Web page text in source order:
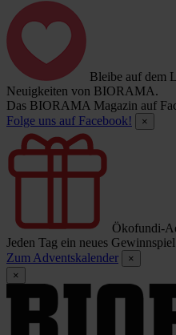
Bleibe auf dem
Neuigkeiten von BIORAMA.
Das BIORAMA Magazin auf
Folge uns auf Facebook!
×
Ökofundi-
Jeden Tag ein neues
Zum Adventskalender
×
×